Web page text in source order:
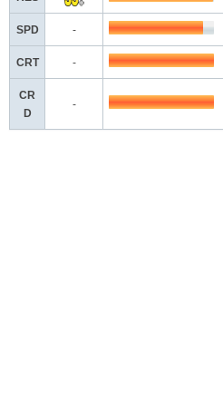
SPD -
CRT -
CR
D
-